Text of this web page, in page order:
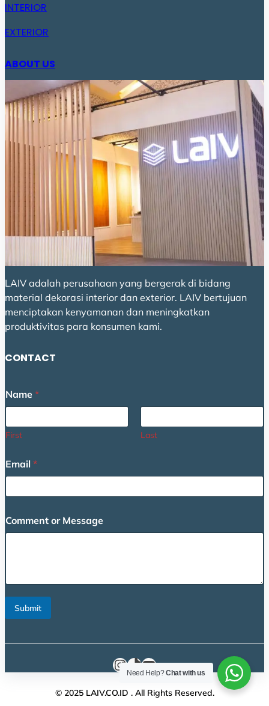
INTERIOR
EXTERIOR
ABOUT US
LAIV adalah perusahaan yang bergerak di bidang
material dekorasi interior dan exterior. LAIV bertujuan
menciptakan kenyamanan dan meningkatkan
produktivitas para konsumen kami.
CONTACT
e
s
a
E
m
i
o
r
Name *
First Last
Email *
Comment or Message
Submit
Instagram
TikTok
YouTube
© 2025 LAIV.CO.ID . All Rights Reserved.
Need Help?Chat with us